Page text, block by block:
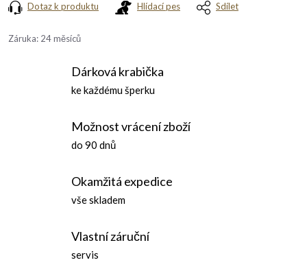
Dotaz k produktu Hlídací pes Sdílet
Záruka: 24 měsíců
Dárková krabička
ke každému šperku
Možnost vrácení zboží
do 90 dnů
Okamžitá expedice
vše skladem
Vlastní záruční
servis